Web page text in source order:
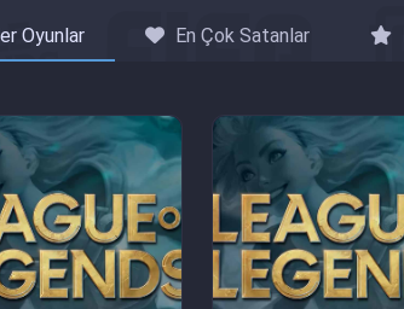
Oyunlar En Çok Satanlar